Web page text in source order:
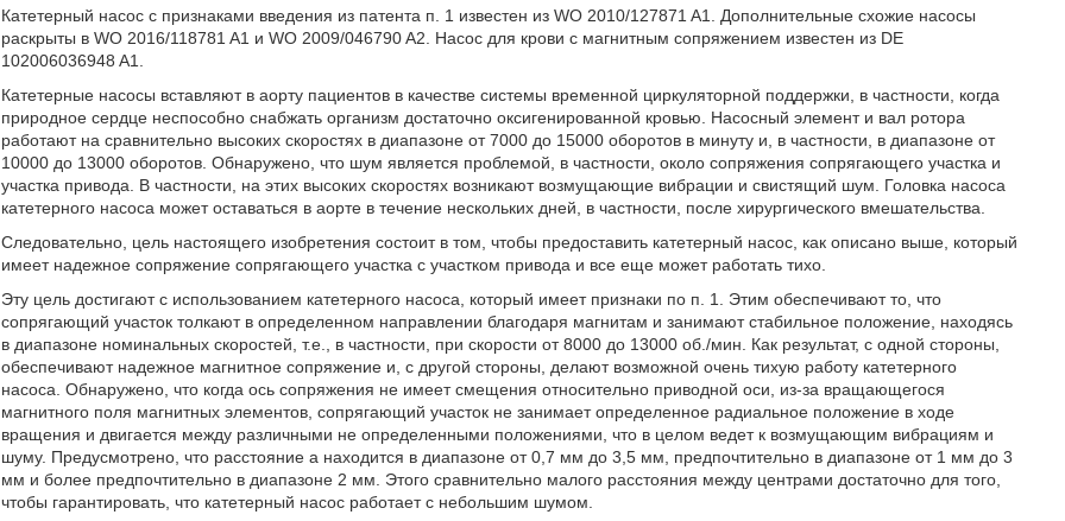
Катетерный насос с признаками введения из патента п. 1 известен из WO 2010/127871 A1. Дополнительные схожие насосы
раскрыты в WO 2016/118781 A1 и WO 2009/046790 A2. Насос для крови с магнитным сопряжением известен из DE
102006036948 A1.
Катетерные насосы вставляют в аорту пациентов в качестве системы временной циркуляторной поддержки, в частности, когда
природное сердце неспособно снабжать организм достаточно оксигенированной кровью. Насосный элемент и вал ротора
работают на сравнительно высоких скоростях в диапазоне от 7000 до 15000 оборотов в минуту и, в частности, в диапазоне от
10000 до 13000 оборотов. Обнаружено, что шум является проблемой, в частности, около сопряжения сопрягающего участка и
участка привода. В частности, на этих высоких скоростях возникают возмущающие вибрации и свистящий шум. Головка насоса
катетерного насоса может оставаться в аорте в течение нескольких дней, в частности, после хирургического вмешательства.
Следовательно, цель настоящего изобретения состоит в том, чтобы предоставить катетерный насос, как описано выше, который
имеет надежное сопряжение сопрягающего участка с участком привода и все еще может работать тихо.
Эту цель достигают с использованием катетерного насоса, который имеет признаки по п. 1. Этим обеспечивают то, что
сопрягающий участок толкают в определенном направлении благодаря магнитам и занимают стабильное положение, находясь
в диапазоне номинальных скоростей, т.е., в частности, при скорости от 8000 до 13000 об./мин. Как результат, с одной стороны,
обеспечивают надежное магнитное сопряжение и, с другой стороны, делают возможной очень тихую работу катетерного
насоса. Обнаружено, что когда ось сопряжения не имеет смещения относительно приводной оси, из-за вращающегося
магнитного поля магнитных элементов, сопрягающий участок не занимает определенное радиальное положение в ходе
вращения и двигается между различными не определенными положениями, что в целом ведет к возмущающим вибрациям и
шуму. Предусмотрено, что расстояние a находится в диапазоне от 0,7 мм до 3,5 мм, предпочтительно в диапазоне от 1 мм до 3
мм и более предпочтительно в диапазоне 2 мм. Этого сравнительно малого расстояния между центрами достаточно для того,
чтобы гарантировать, что катетерный насос работает с небольшим шумом.